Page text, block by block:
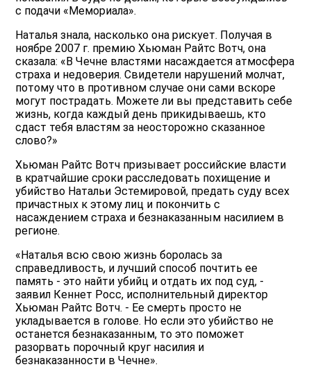
с подачи «Мемориала».
Наталья знала, насколько она рискует. Получая в
ноябре 2007 г. премию Хьюман Райтс Вотч, она
сказала: «В Чечне властями насаждается атмосфера
страха и недоверия. Свидетели нарушений молчат,
потому что в противном случае они сами вскоре
могут пострадать. Можете ли вы представить себе
жизнь, когда каждый день прикидываешь, кто
сдаст тебя властям за неосторожно сказанное
слово?»
Хьюман Райтс Вотч призывает российские власти
в кратчайшие сроки расследовать похищение и
убийство Натальи Эстемировой, предать суду всех
причастных к этому лиц и покончить с
насаждением страха и безнаказанным насилием в
регионе.
«Наталья всю свою жизнь боролась за
справедливость, и лучший способ почтить ее
память - это найти убийц и отдать их под суд, -
заявил Кеннет Росс, исполнительный директор
Хьюман Райтс Вотч. - Ее смерть просто не
укладывается в голове. Но если это убийство не
останется безнаказанным, то это поможет
разорвать порочный круг насилия и
безнаказанности в Чечне».